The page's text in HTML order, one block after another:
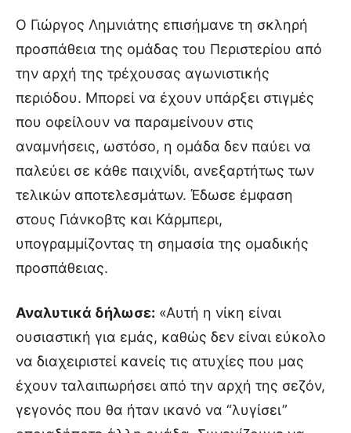
Ο Γιώργος Λημνιάτης επισήμανε τη σκληρή
προσπάθεια της ομάδας του Περιστερίου από
την αρχή της τρέχουσας αγωνιστικής
περιόδου. Μπορεί να έχουν υπάρξει στιγμές
που οφείλουν να παραμείνουν στις
αναμνήσεις, ωστόσο, η ομάδα δεν παύει να
παλεύει σε κάθε παιχνίδι, ανεξαρτήτως των
τελικών αποτελεσμάτων. Έδωσε έμφαση
στους Γιάνκοβτς και Κάρμπερι,
υπογραμμίζοντας τη σημασία της ομαδικής
προσπάθειας.
Αναλυτικά δήλωσε: «Αυτή η νίκη είναι
ουσιαστική για εμάς, καθώς δεν είναι εύκολο
να διαχειριστεί κανείς τις ατυχίες που μας
έχουν ταλαιπωρήσει από την αρχή της σεζόν,
γεγονός που θα ήταν ικανό να “λυγίσει”